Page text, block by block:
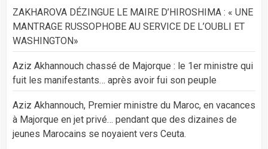
ZAKHAROVA DÉZINGUE LE MAIRE D’HIROSHIMA : « UNE
MANTRAGE RUSSOPHOBE AU SERVICE DE L’OUBLI ET
WASHINGTON»
Aziz Akhannouch chassé de Majorque : le 1er ministre qui
fuit les manifestants… après avoir fui son peuple
Aziz Akhannouch, Premier ministre du Maroc, en vacances
à Majorque en jet privé… pendant que des dizaines de
jeunes Marocains se noyaient vers Ceuta.